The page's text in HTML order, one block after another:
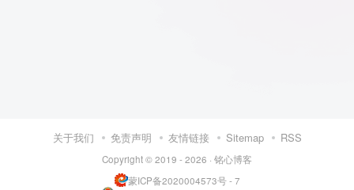
关于我们 免责声明 友情链接 Sitemap RSS
Copyright © 2019 - 2026 · 铭心博客
蒙ICP备2020004573号 - 7